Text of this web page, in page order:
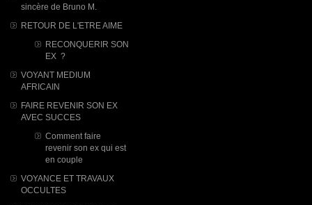
sincère de Bruno M.
RETOUR DE L'ETRE AIME
RECONQUERIR SON
EX ?
VOYANT MEDIUM
AFRICAIN
FAIRE REVENIR SON EX
AVEC SUCCES
Comment faire
revenir son ex qui est
en couple
VOYANCE ET TRAVAUX
OCCULTES